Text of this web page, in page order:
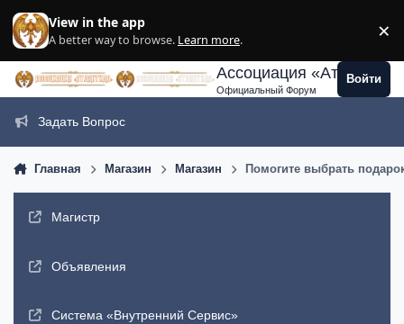
View in the app
A better way to browse. Learn more. ×
Ассоциация
Официальный Форум
Войти
Задать Вопрос
Главная Магазин Магазин Помогите выбрать
Магистр
Объявления
Система «Внутренний Сервис»